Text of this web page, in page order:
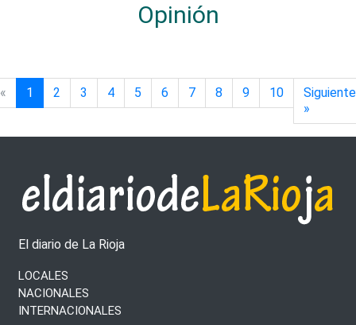
Opinión
« 1 (página actual)
2 3 4 5 6 7 8 9 10
Siguiente
»
El diario de La Rioja
LOCALES
NACIONALES
INTERNACIONALES